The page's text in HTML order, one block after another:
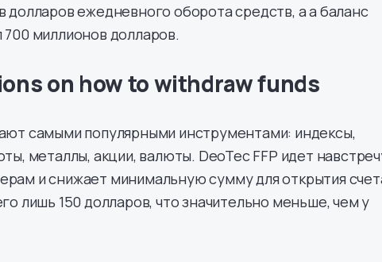
долларов ежедневного оборота средств, а а баланс
миллионов долларов.
on how to withdraw funds
самыми популярными инструментами: индексы,
металлы, акции, валюты. DeoTec FFP идет
и снижает минимальную сумму для открытия
лишь 150 долларов, что значительно меньше, чем у